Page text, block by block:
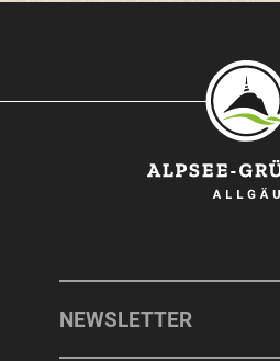
BLAICHACH-GUNZESRIED
UNTERKÜNFTE
NEWSLETTER